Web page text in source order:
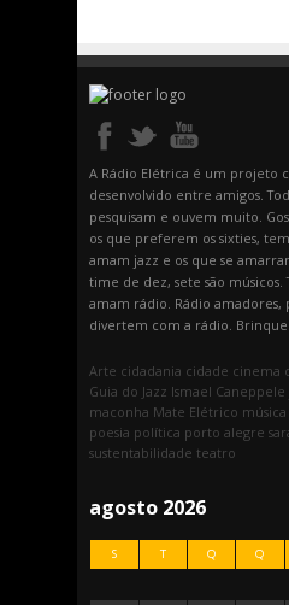
A Rádio Elétrica é um projeto
desenvolvido entre amigos.
pesquisam e ouvem muito.
os que preferem os sixties,
amam jazz e os que se
time de dez, sete são músicos.
amam rádio. Rádio amadores,
divertem com a rádio.
Arte cidadania cidade cinema
Guia do Jazz Ismael Caneppele
maconha Mate Elétrico música
poesia política porto alegre
sustentabilidade teatro
agosto 2026
S T Q Q